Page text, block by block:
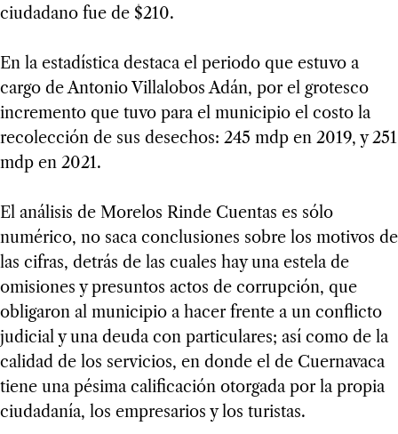
ciudadano fue de $210.
En la estadística destaca el periodo que estuvo a
cargo de Antonio Villalobos Adán, por el grotesco
incremento que tuvo para el municipio el costo la
recolección de sus desechos: 245 mdp en 2019, y 251
mdp en 2021.
El análisis de Morelos Rinde Cuentas es sólo
numérico, no saca conclusiones sobre los motivos de
las cifras, detrás de las cuales hay una estela de
omisiones y presuntos actos de corrupción, que
obligaron al municipio a hacer frente a un conflicto
judicial y una deuda con particulares; así como de la
calidad de los servicios, en donde el de Cuernavaca
tiene una pésima calificación otorgada por la propia
ciudadanía, los empresarios y los turistas.